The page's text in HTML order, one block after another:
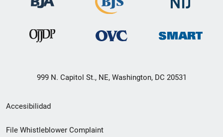
999 N. Capitol St., NE, Washington, DC 20531
Menú
de
Accesibilidad
File Whistleblower Complaint